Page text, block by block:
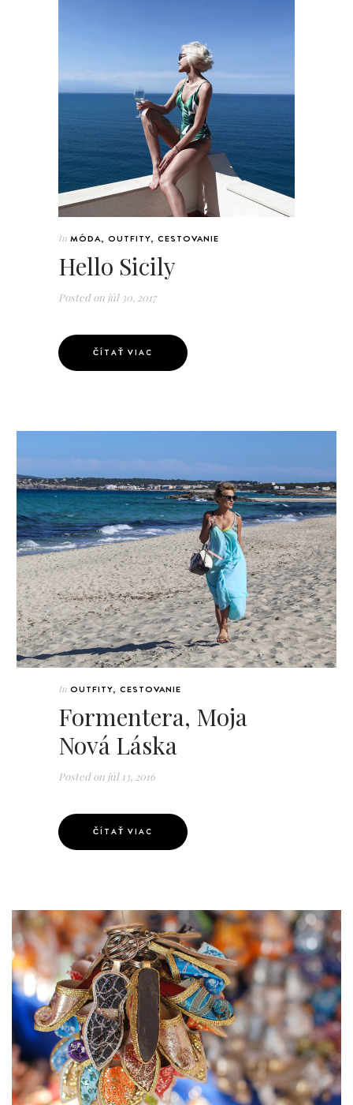
In MÓDA, OUTFITY, CESTOVANIE
Hello Sicily
Posted on júl 30, 2017
ČÍTAŤ VIAC
In OUTFITY, CESTOVANIE
Formentera, Moja
Nová Láska
Posted on júl 13, 2016
ČÍTAŤ VIAC